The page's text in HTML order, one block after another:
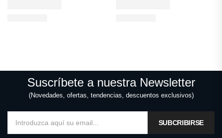
Suscríbete a nuestra Newsletter
(Novedades, ofertas, tendencias, descuentos exclusivos)
SUBCRIBIRSE